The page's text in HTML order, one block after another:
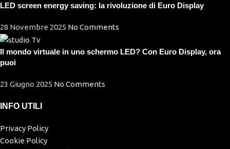
LED screen energy saving: la rivoluzione di Euro Display
28 Novembre 2025 No Comments
Il mondo virtuale in uno schermo LED? Con Euro Display, ora
puoi
23 Giugno 2025 No Comments
INFO UTILI
Privacy Policy
Cookie Policy